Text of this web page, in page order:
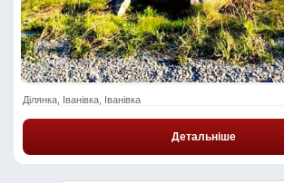
Ділянка, Іванівка, Іванівка
Детальніше